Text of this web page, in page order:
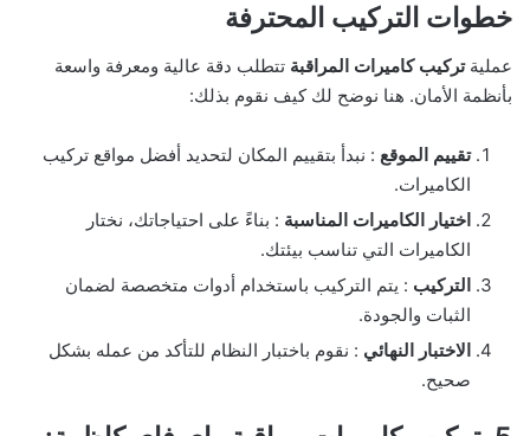
خطوات التركيب المحترفة
عمليةتركيب كاميرات المراقبة تتطلب دقة عالية ومعرفة واسعة
بأنظمة الأمان. هنا نوضح لك كيف نقوم بذلك:
تقييم الموقع : نبدأ بتقييم المكان لتحديد أفضل مواقع تركيب
الكاميرات.
اختيار الكاميرات المناسبة : بناءً على احتياجاتك، نختار
الكاميرات التي تناسب بيئتك.
التركيب : يتم التركيب باستخدام أدوات متخصصة لضمان
الثبات والجودة.
الاختبار النهائي : نقوم باختبار النظام للتأكد من عمله بشكل
صحيح.